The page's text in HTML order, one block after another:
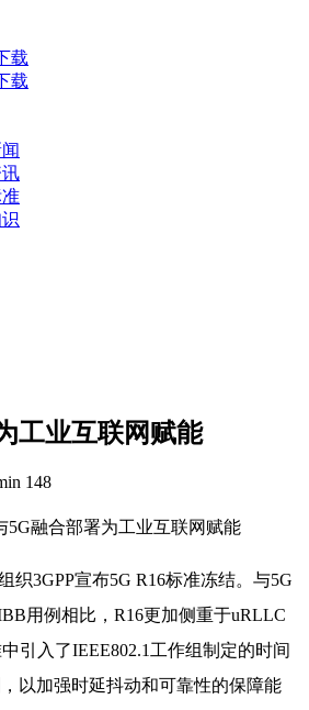
载
载
工业互联网赋能
148
5G融合部署为工业互联网赋能
织3GPP宣布5G R16标准冻结。与5G
用例相比，R16更加侧重于uRLLC
引入了IEEE802.1工作组制定的时间
以加强时延抖动和可靠性的保障能